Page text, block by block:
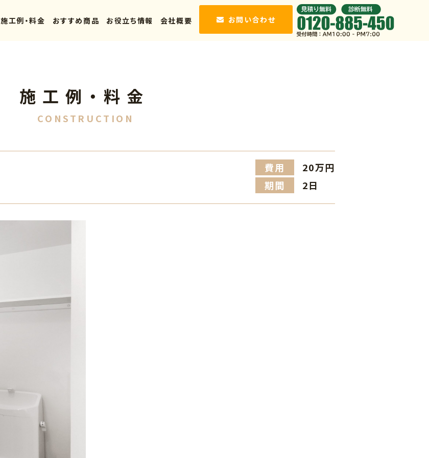
施工例・料金 おすすめ商品 お役立ち情報 会社概要 お問い合わせ
施工例・料金
CONSTRUCTION
費用
20万円
期間
2日